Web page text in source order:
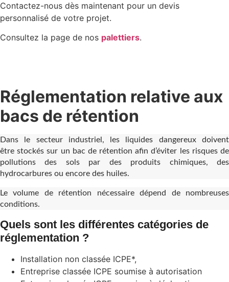
Contactez-nous dès maintenant pour un devis
personnalisé de votre projet.
Consultez la page de nos palettiers.
Réglementation relative aux
bacs de rétention
Dans le secteur industriel, les liquides dangereux doivent
être stockés sur un bac de rétention afin d’éviter les risques de
pollutions des sols par des produits chimiques, des
hydrocarbures ou encore des huiles.
Le volume de rétention nécessaire dépend de nombreuses
conditions.
Quels sont les différentes catégories de
réglementation ?
Installation non classée ICPE*,
Entreprise classée ICPE soumise à autorisation